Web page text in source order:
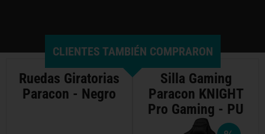
CLIENTES TAMBIÉN COMPRARON
Ruedas Giratorias
Paracon - Negro
Silla Gaming
Paracon KNIGHT
Pro Gaming - PU
- Negro